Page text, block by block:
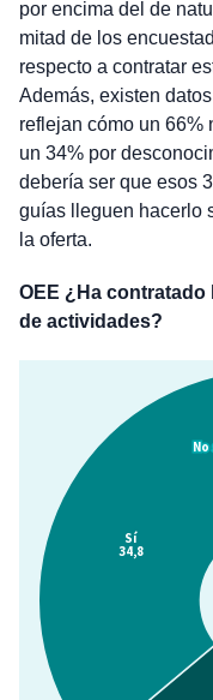
por encima del de
mitad de los
respecto a contratar
Además, existen
reflejan cómo un 66%
un 34% por
debería ser que esos
guías lleguen hacerlo
la oferta.
OEE ¿Ha
de actividades?